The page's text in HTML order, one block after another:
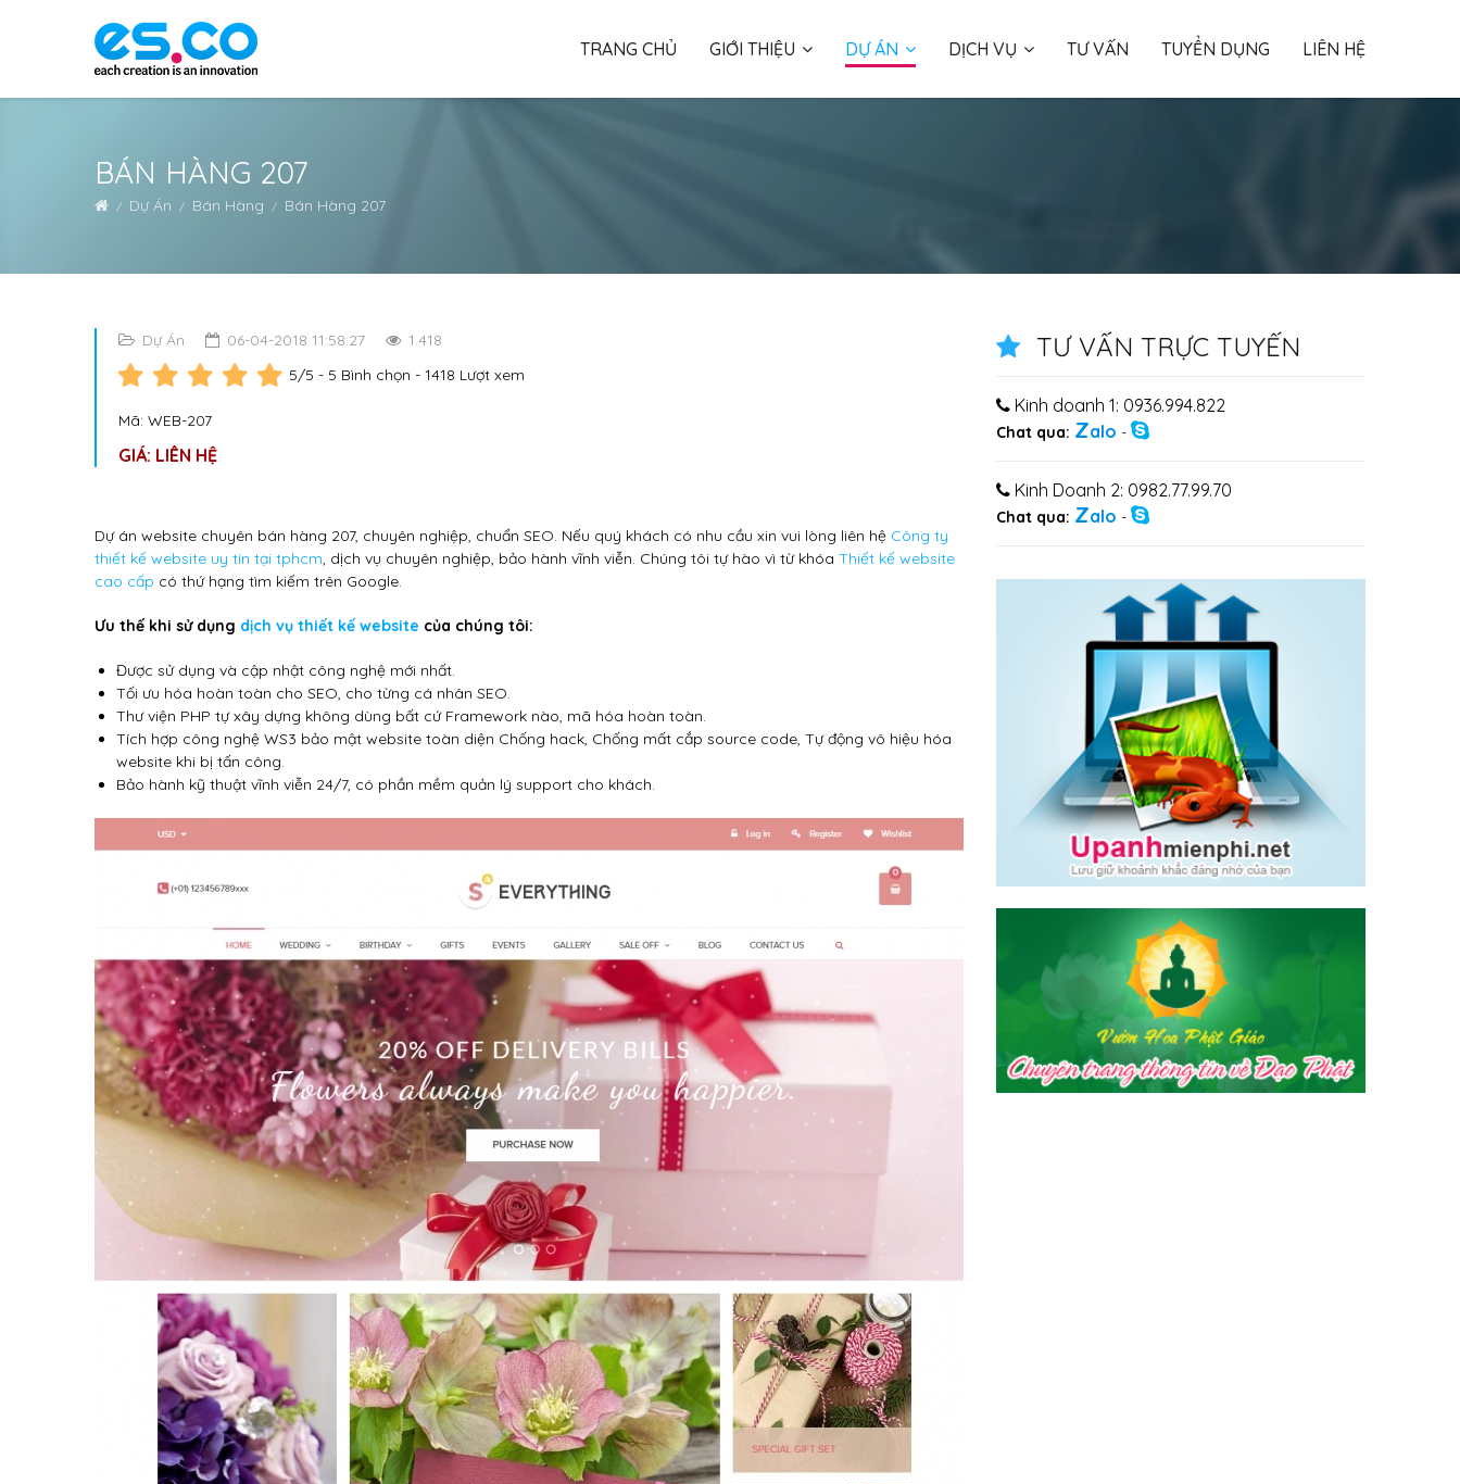
TRANG CHỦ GIỚI THIỆU DỰ ÁN DỊCH VỤ TƯ VẤN TUYỂN DỤNG LIÊN HỆ
BÁN HÀNG 207
Dự Án Bán Hàng Bán Hàng 207
Dự Án 06-04-2018 11:58:27
1.418
5/5 - 5 Bình chọn - 1418 Lượt xem
Mã: WEB-207
GIÁ: LIÊN HỆ
Dự án website chuyên bán hàng 207, chuyên nghiệp, chuẩn SEO. Nếu quý khách có nhu cầu xin vui lòng liên hệ Công ty
thiết kế website uy tín tại tphcm, dịch vụ chuyên nghiệp, bảo hành vĩnh viễn. Chúng tôi tự hào vì từ khóa Thiết kế website
cao cấp có thứ hạng tìm kiếm trên Google.
Ưu thế khi sử dụng dịch vụ thiết kế website của chúng tôi:
Được sử dụng và cập nhật công nghệ mới nhất.
Tối ưu hóa hoàn toàn cho SEO, cho từng cá nhân SEO.
Thư viện PHP tự xây dựng không dùng bất cứ Framework nào, mã hóa hoàn toàn.
Tích hợp công nghệ WS3 bảo mật website toàn diện Chống hack, Chống mất cắp source code, Tự động vô hiệu hóa
website khi bị tấn công.
Bảo hành kỹ thuật vĩnh viễn 24/7, có phần mềm quản lý support cho khách.
TƯ VẤN TRỰC TUYẾN
Kinh doanh 1: 0936.994.822
Chat qua: Zalo -
Kinh Doanh 2: 0982.77.99.70
Chat qua: Zalo -